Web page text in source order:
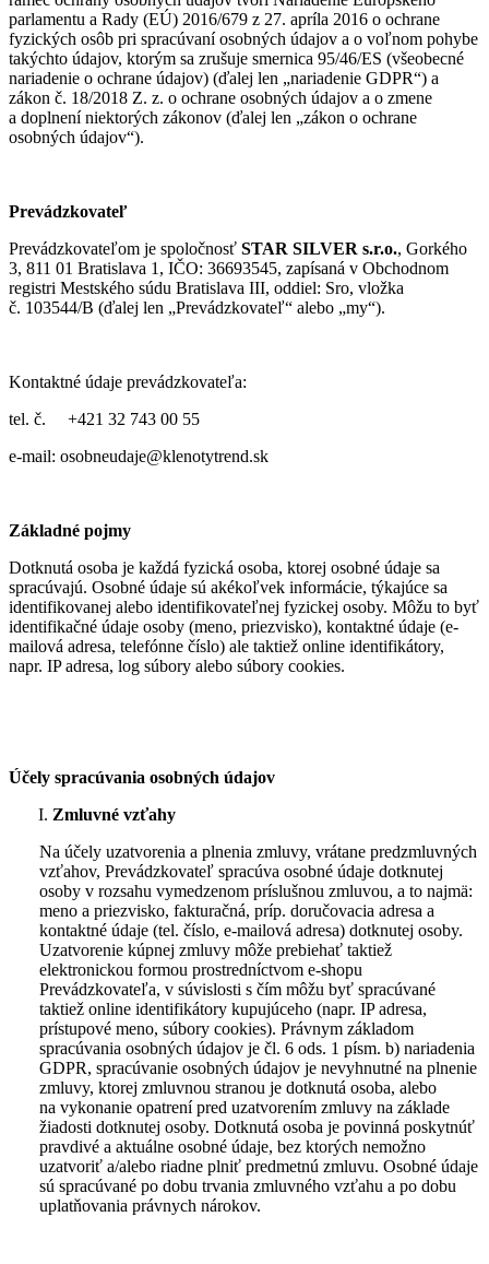
parlamentu a Rady (EÚ) 2016/679 z 27. apríla 2016 o ochrane
fyzických osôb pri spracúvaní osobných údajov a o voľnom pohybe
takýchto údajov, ktorým sa zrušuje smernica 95/46/ES (všeobecné
nariadenie o ochrane údajov) (ďalej len „nariadenie GDPR“) a
zákon č. 18/2018 Z. z. o ochrane osobných údajov a o zmene
a doplnení niektorých zákonov (ďalej len „zákon o ochrane
osobných údajov“).
Prevádzkovateľ
Prevádzkovateľom je spoločnosť STAR SILVER s.r.o., Gorkého
3, 811 01 Bratislava 1, IČO: 36693545, zapísaná v Obchodnom
registri Mestského súdu Bratislava III, oddiel: Sro, vložka
č. 103544/B (ďalej len „Prevádzkovateľ“ alebo „my“).
Kontaktné údaje prevádzkovateľa:
tel. č. +421 32 743 00 55
e-mail: osobneudaje@klenotytrend.sk
Základné pojmy
Dotknutá osoba je každá fyzická osoba, ktorej osobné údaje sa
spracúvajú. Osobné údaje sú akékoľvek informácie, týkajúce sa
identifikovanej alebo identifikovateľnej fyzickej osoby. Môžu to byť
identifikačné údaje osoby (meno, priezvisko), kontaktné údaje (e-
mailová adresa, telefónne číslo) ale taktiež online identifikátory,
napr. IP adresa, log súbory alebo súbory cookies.
Účely spracúvania osobných údajov
Zmluvné vzťahy
Na účely uzatvorenia a plnenia zmluvy, vrátane predzmluvných
vzťahov, Prevádzkovateľ spracúva osobné údaje dotknutej
osoby v rozsahu vymedzenom príslušnou zmluvou, a to najmä:
meno a priezvisko, fakturačná, príp. doručovacia adresa a
kontaktné údaje (tel. číslo, e‑mailová adresa) dotknutej osoby.
Uzatvorenie kúpnej zmluvy môže prebiehať taktiež
elektronickou formou prostredníctvom e-shopu
Prevádzkovateľa, v súvislosti s čím môžu byť spracúvané
taktiež online identifikátory kupujúceho (napr. IP adresa,
prístupové meno, súbory cookies). Právnym základom
spracúvania osobných údajov je čl. 6 ods. 1 písm. b) nariadenia
GDPR, spracúvanie osobných údajov je nevyhnutné na plnenie
zmluvy, ktorej zmluvnou stranou je dotknutá osoba, alebo
na vykonanie opatrení pred uzatvorením zmluvy na základe
žiadosti dotknutej osoby. Dotknutá osoba je povinná poskytnúť
pravdivé a aktuálne osobné údaje, bez ktorých nemožno
uzatvoriť a/alebo riadne plniť predmetnú zmluvu. Osobné údaje
sú spracúvané po dobu trvania zmluvného vzťahu a po dobu
uplatňovania právnych nárokov.